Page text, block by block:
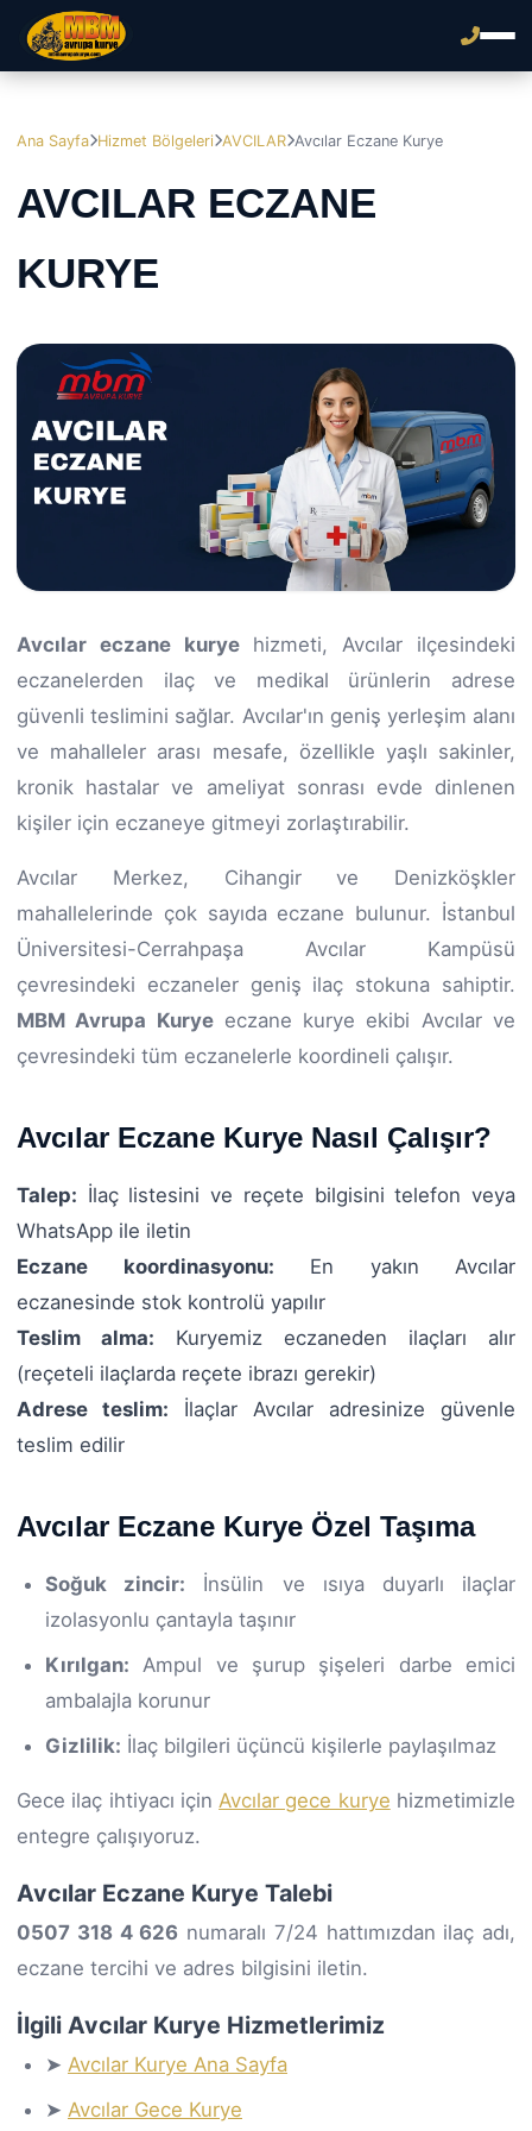
Ana Sayfa Hizmet Bölgeleri AVCILAR Avcılar Eczane Kurye
AVCILAR ECZANE
KURYE
Avcılar eczane kuryehizmeti, Avcılar ilçesindeki
eczanelerden ilaç ve medikal ürünlerin adrese
güvenli teslimini sağlar. Avcılar'ın geniş yerleşim alanı
ve mahalleler arası mesafe, özellikle yaşlı sakinler,
kronik hastalar ve ameliyat sonrası evde dinlenen
kişiler için eczaneye gitmeyi zorlaştırabilir.
Avcılar Merkez, Cihangir ve Denizköşkler
mahallelerinde çok sayıda eczane bulunur. İstanbul
Üniversitesi-Cerrahpaşa Avcılar Kampüsü
çevresindeki eczaneler geniş ilaç stokuna sahiptir.
MBM Avrupa Kuryeeczane kurye ekibi Avcılar ve
çevresindeki tüm eczanelerle koordineli çalışır.
Avcılar Eczane Kurye Nasıl Çalışır?
Talep: İlaç listesini ve reçete bilgisini telefon veya
WhatsApp ile iletin
Eczane koordinasyonu: En yakın Avcılar
eczanesinde stok kontrolü yapılır
Teslim alma: Kuryemiz eczaneden ilaçları alır
(reçeteli ilaçlarda reçete ibrazı gerekir)
Adrese teslim: İlaçlar Avcılar adresinize güvenle
teslim edilir
Avcılar Eczane Kurye Özel Taşıma
Soğuk zincir: İnsülin ve ısıya duyarlı ilaçlar
izolasyonlu çantayla taşınır
Kırılgan: Ampul ve şurup şişeleri darbe emici
ambalajla korunur
Gizlilik: İlaç bilgileri üçüncü kişilerle paylaşılmaz
Gece ilaç ihtiyacı için Avcılar gece kurye hizmetimizle
entegre çalışıyoruz.
Avcılar Eczane Kurye Talebi
0507 318 4 626 numaralı 7/24 hattımızdan ilaç adı,
eczane tercihi ve adres bilgisini iletin.
İlgili Avcılar Kurye Hizmetlerimiz
➤ Avcılar Kurye Ana Sayfa
➤ Avcılar Gece Kurye